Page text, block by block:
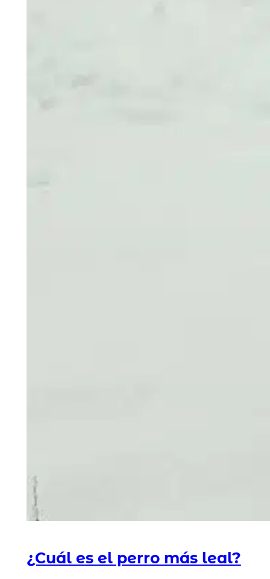
¿Cuál es el perro más leal?